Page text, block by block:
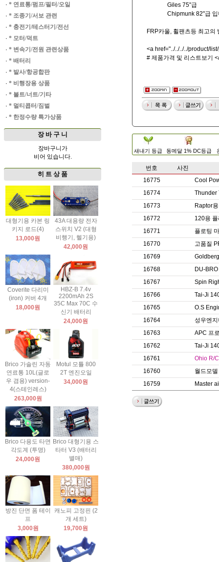
· * 연료통/펌프/필터/오일
· * 조종기/서보 관련
· * 충전기/테스터기/전선
· * 모터/덕트
· * 변속기/전원 관련상품
· * 배터리
· * 발사/항공합판
· * 비행장용 상품
· * 볼트/너트/기타
· * 멀티콥터/짐벌
· * 한정수량 특가상품
장 바 구 니
장바구니가
비어 있습니다.
히 트 상 품
대형기용 카본 링
키지 로드(4)
13,000원
43A 대용량 전자
스위치 V2 (대형
비행기, 헬기용)
42,000원
Coverite 다리미
(iron) 커버 4개
18,000원
HBZ-B 7.4v
2200mAh 2S
35C Max 70C 수
신기 배터리
24,000원
Brico 가솔린 자동
연료통 10L(글로
우 겸용) version-
4(스테인레스)
263,000원
Motul 모튤 800
2T 엔진오일
34,000원
Brico 다용도 타면
각도계 (투명)
24,000원
Brico 대형기용 스
타터 V3 (배터리
별매)
380,000원
방진 단면 폼 테이
프
3,000원
캐노피 고정핀 (2
개 세트)
19,700원
Giles 75"급
Chipmunk 82"급 입
FRP카울, 휠팬츠등 최고의
<a href="../../../../product/
# 제품가격 및 리스트보기
새내기 등급 동메달 1% DC등급
번호
사진
16775
Cool
16774
Thunder
16773
Raptor
16772
120용
16771
플로팅
16770
고품질
16769
16768
DU-
16767
Spin
16766
Tai-Ji
16765
O.S
16764
성우엔
16763
APC 프
16762
Tai-Ji
16761
Ohio R/
16760
월드모
16759
Master